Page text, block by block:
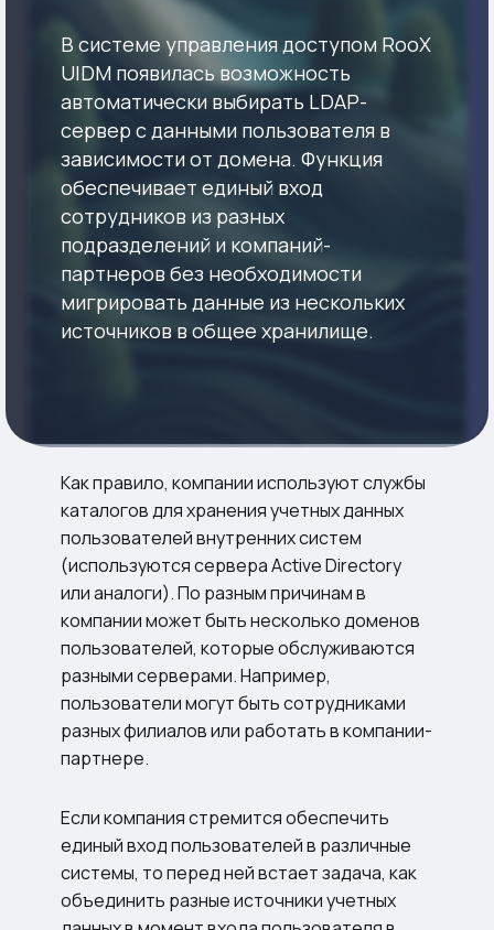
В системе управления доступом RooX
UIDM появилась возможность
автоматически выбирать LDAP-
сервер с данными пользователя в
зависимости от домена. Функция
обеспечивает единый вход
сотрудников из разных
подразделений и компаний-
партнеров без необходимости
мигрировать данные из нескольких
источников в общее хранилище.
Как правило, компании используют службы
каталогов для хранения учетных данных
пользователей внутренних систем
(используются сервера Active Directory
или аналоги). По разным причинам в
компании может быть несколько доменов
пользователей, которые обслуживаются
разными серверами. Например,
пользователи могут быть сотрудниками
разных филиалов или работать в компании-
партнере.
Если компания стремится обеспечить
единый вход пользователей в различные
системы, то перед ней встает задача, как
объединить разные источники учетных